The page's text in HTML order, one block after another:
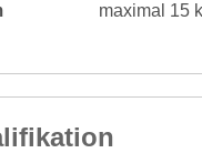
maximal 15